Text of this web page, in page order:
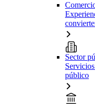
Sector
público